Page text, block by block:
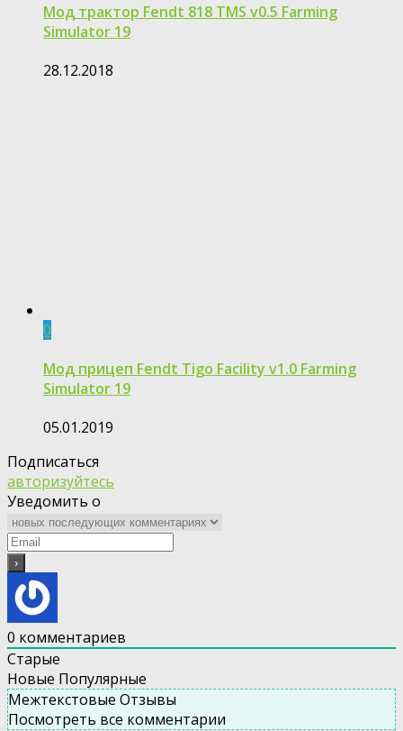
Мод трактор Fendt 818 TMS v0.5 Farming
Simulator 19
28.12.2018
0
Мод прицеп Fendt Tigo Facility v1.0 Farming
Simulator 19
05.01.2019
Подписаться
авторизуйтесь
Уведомить о
0 комментариев
Старые
Новые Популярные
Межтекстовые Отзывы
Посмотреть все комментарии